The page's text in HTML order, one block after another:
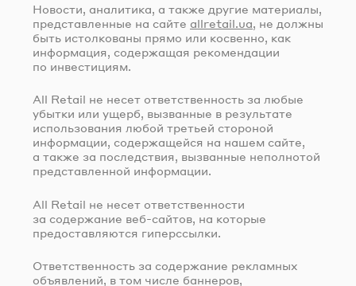
Новости, аналитика, а также другие материалы,
представленные на сайте allretail.ua, не должны
быть истолкованы прямо или косвенно, как
информация, содержащая рекомендации
по инвестициям.
All Retail не несет ответственность за любые
убытки или ущерб, вызванные в результате
использования любой третьей стороной
информации, содержащейся на нашем сайте,
а также за последствия, вызванные неполнотой
представленной информации.
All Retail не несет ответственности
за содержание веб-сайтов , на которые
предоставляются гиперссылки.
Ответственность за содержание рекламных
объявлений, в том числе баннеров,